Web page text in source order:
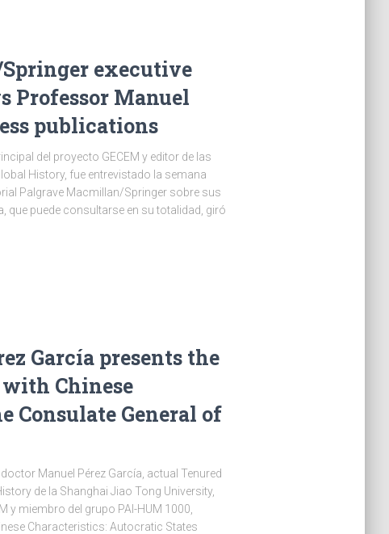
executive
Professor Manuel
publications
del proyecto GECEM y editor de las
History, fue entrevistado la semana
Palgrave Macmillan/Springer sobre sus
que puede consultarse en su totalidad, giró
García presents the
Chinese
Consulate General of
Manuel Pérez García, actual Tenured
de la Shanghai Jiao Tong University,
y miembro del grupo PAI-HUM 1000,
Characteristics: Autocratic States